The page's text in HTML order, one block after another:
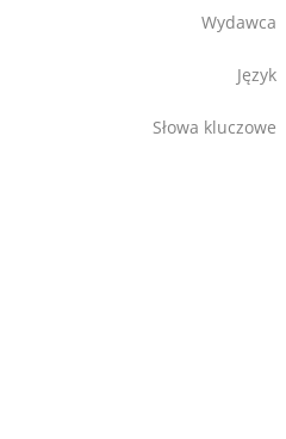
Wydawca
Język
Słowa kluczowe